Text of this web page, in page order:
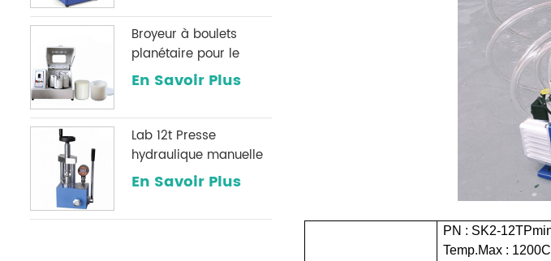
PN : SK2-12TP
Temp.Max : 1200C
purification
Broyeur à boulets
planétaire pour le
broyage de poudre
En Savoir Plus
Lab 12t Presse
hydraulique manuelle
avec une jauge de
optionnelle
En Savoir Plus